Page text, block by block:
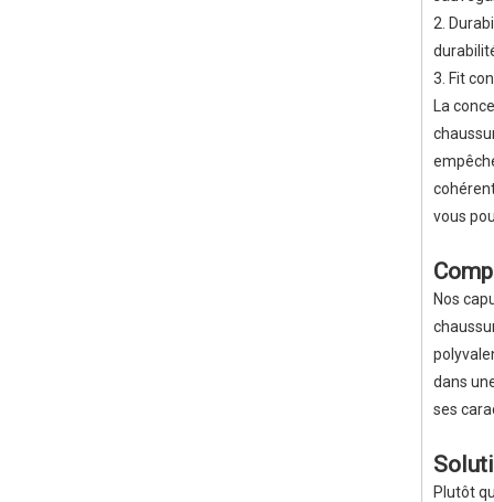
2.
3. Fit
La
vous
Nos
dans
ses
Plutôt